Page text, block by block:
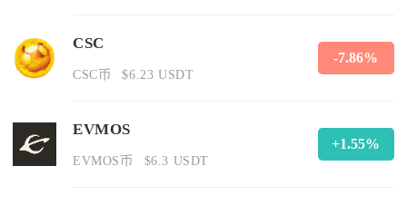
CSC
CSC币 $6.23 USDT
-7.86%
EVMOS
EVMOS币 $6.3 USDT
+1.55%